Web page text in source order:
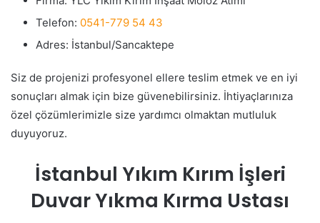
Telefon: 0541-779 54 43
Adres: İstanbul/Sancaktepe
Siz de projenizi profesyonel ellere teslim etmek ve en iyi
sonuçları almak için bize güvenebilirsiniz. İhtiyaçlarınıza
özel çözümlerimizle size yardımcı olmaktan mutluluk
duyuyoruz.
İstanbul Yıkım Kırım İşleri
Duvar Yıkma Kırma Ustası